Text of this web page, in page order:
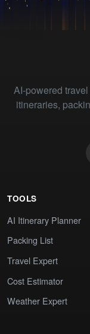
AI-powered
itineraries,
TOOLS
AI Itinerary Planner
Packing List
Travel Expert
Cost Estimator
Weather Expert